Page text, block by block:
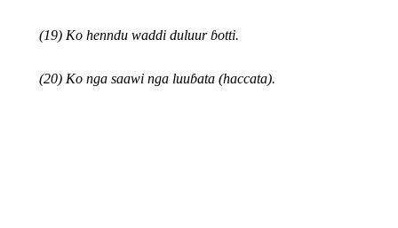
(19) Ko henndu waddi duluur ɓotti.
(20) Ko nga saawi nga luuɓata (haccata).